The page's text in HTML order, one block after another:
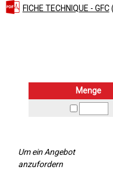
FICHE TECHNIQUE - GFC
Menge
Um ein Angebot
anzufordern